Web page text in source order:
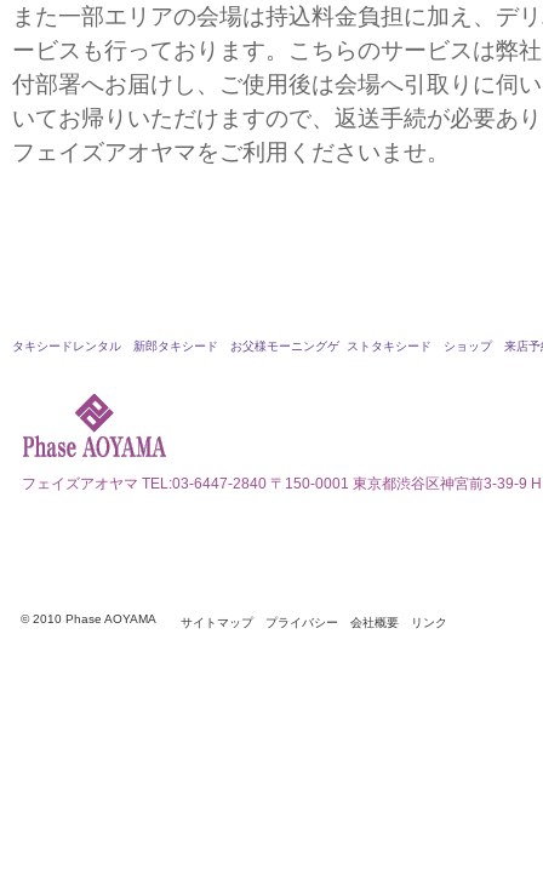
また一部エリアの会場は持込料金負担に加え、デ
ービスも行っております。こちらのサービスは弊
付部署へお届けし、ご使用後は会場へ引取りに伺
いてお帰りいただけますので、返送手続が必要あ
フェイズアオヤマをご利用くださいませ。
タキシードレンタル 新郎タキシード お父様モーニングゲ ストタキシード ショップ 来店予
フェイズアオヤマ TEL:03-6447-2840 〒150-0001 東京都渋谷区神宮前3-39-9
© 2010 Phase AOYAMA サイトマップ プライバシー 会社概要 リンク